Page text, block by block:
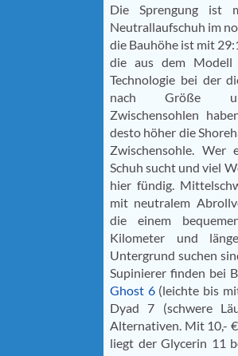
Die Sprengung ist
Neutrallaufschuh im
die Bauhöhe ist mit
die aus dem Modell
Technologie bei der
nach Größe
Zwischensohlen
desto höher die
Zwischensohle. Wer
Schuh sucht und viel
hier fündig.
mit neutralem
die einem
Kilometer und
Untergrund suchen
Supinierer finden bei
Ghost 6(leichte bis
Dyad 7 (schwere
Alternativen. Mit 10,-
liegt der Glycerin 11